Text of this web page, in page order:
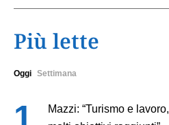
Più lette
Oggi Settimana
Mazzi: “Turismo e lavoro,